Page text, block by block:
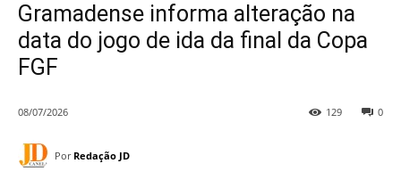
Gramadense informa alteração na
data do jogo de ida da final da Copa
FGF
08/07/2026 0
129
Por Redação JD